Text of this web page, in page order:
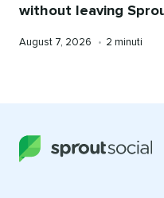
without leaving
Published
August 7, 2026​​ •​​ Tempo
2 minuti​​